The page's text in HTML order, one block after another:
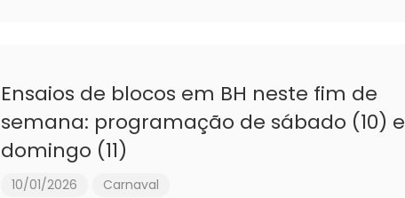
Ensaios de blocos em BH neste fim de
semana: programação de sábado (10) e
domingo (11)
10/01/2026 Carnaval